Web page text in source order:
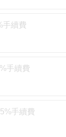
手續費
手續費
手續費